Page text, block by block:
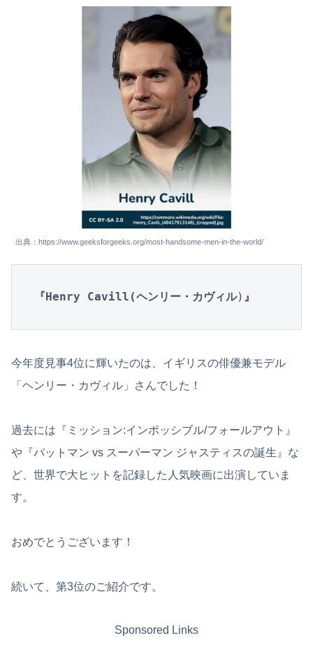
出典：https://www.geeksforgeeks.org/most-handsome-men-in-the-world/
『Henry Cavill(ヘンリー・カヴィル) 』
今年度見事4位に輝いたのは、イギリスの俳優兼モデル
「ヘンリー・カヴィル」さんでした！
過去には『ミッション:インポッシブル/フォールアウト』
や『バットマン vs スーパーマン ジャスティスの誕生』な
ど、世界で大ヒットを記録した人気映画に出演していま
す。
おめでとうございます！
続いて、第3位のご紹介です。
Sponsored Links